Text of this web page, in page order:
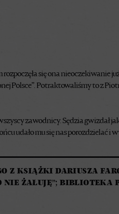
się ona nieoczekiwanie
Polsce”. Potraktowaliśmy to z
zawodnicy. Sędzia gwizdał
udało mu się nas porozdzielać i
Z KSIĄŻKI DARIUSZA
NIE ŻAŁUJĘ”; BIBLIOTEKA